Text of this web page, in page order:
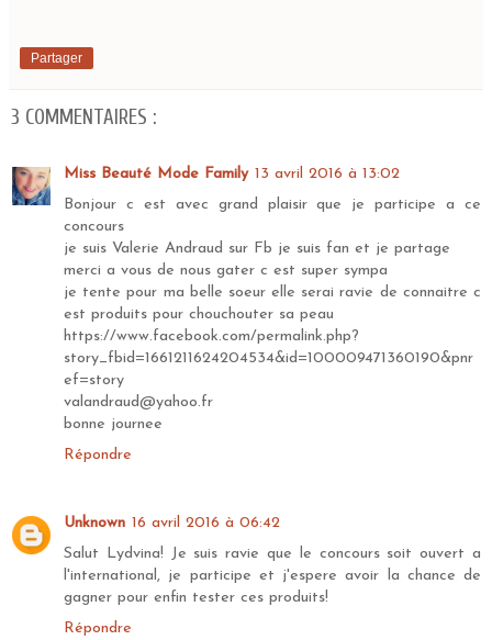
Partager
3 COMMENTAIRES :
Miss Beauté Mode Family 13 avril 2016 à 13:02
Bonjour c est avec grand plaisir que je participe a ce
concours
je suis Valerie Andraud sur Fb je suis fan et je partage
merci a vous de nous gater c est super sympa
je tente pour ma belle soeur elle serai ravie de connaitre c
est produits pour chouchouter sa peau
https://www.facebook.com/permalink.php?
story_fbid=1661211624204534&id=100009471360190&pnr
ef=story
valandraud@yahoo.fr
bonne journee
Répondre
Unknown 16 avril 2016 à 06:42
Salut Lydvina! Je suis ravie que le concours soit ouvert a
l'international, je participe et j'espere avoir la chance de
gagner pour enfin tester ces produits!
Répondre